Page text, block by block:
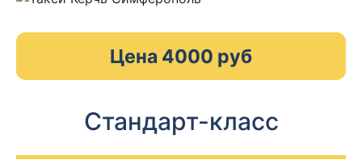
Цена 4000 руб
Стандарт-класс